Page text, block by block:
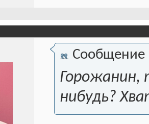
Сообщение
Горожанин,
нибудь?